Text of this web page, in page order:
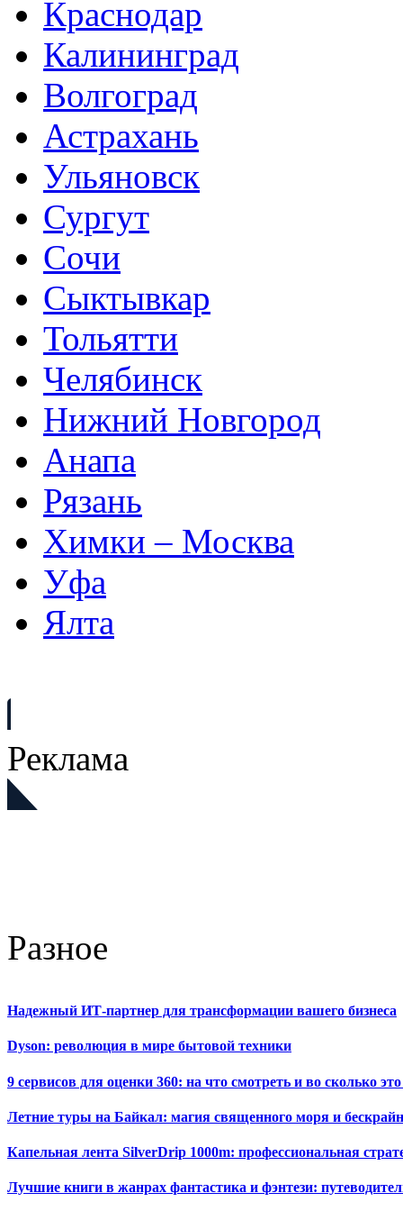
Краснодар
Калининград
Волгоград
Астрахань
Ульяновск
Сургут
Сочи
Сыктывкар
Тольятти
Челябинск
Нижний Новгород
Анапа
Рязань
Химки – Москва
Уфа
Ялта
Реклама
Разное
Надежный ИТ-партнер для трансформации вашего бизнеса
Dyson: революция в мире бытовой техники
9 сервисов для оценки 360: на что смотреть и во сколько это
Летние туры на Байкал: магия священного моря и
Капельная лента SilverDrip 1000m: профессиональная
Лучшие книги в жанрах фантастика и фэнтези: